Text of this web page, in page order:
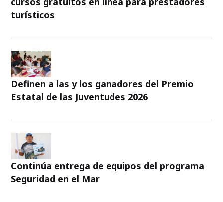
turísticos
Definen a las y los ganadores del Premio
Estatal de las Juventudes 2026
Continúa entrega de equipos del programa
Seguridad en el Mar